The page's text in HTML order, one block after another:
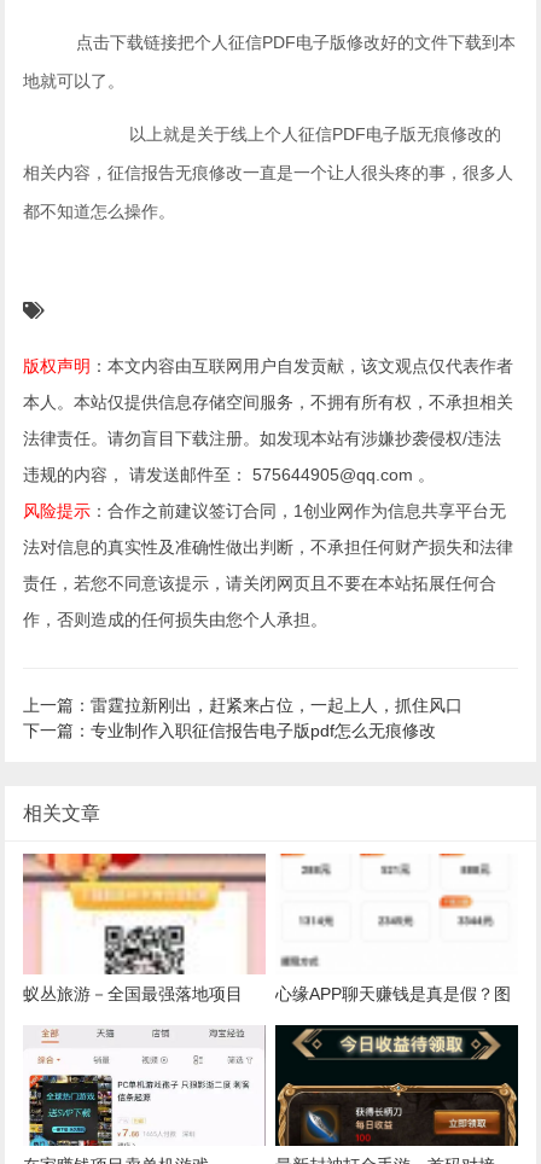
点击下载链接把个人征信PDF电子版修改好的文件下载到本
地就可以了。
以上就是关于线上个人征信PDF电子版无痕修改的
相关内容，征信报告无痕修改一直是一个让人很头疼的事，很多人
都不知道怎么操作。
版权声明 ：本文内容由互联网用户自发贡献，该文观点仅代表作者
本人。本站仅提供信息存储空间服务，不拥有所有权，不承担相关
法律责任。请勿盲目下载注册。如发现本站有涉嫌抄袭侵权/违法
违规的内容， 请发送邮件至： 575644905@qq.com 。
风险提示 ：合作之前建议签订合同，1创业网作为信息共享平台无
法对信息的真实性及准确性做出判断，不承担任何财产损失和法律
责任，若您不同意该提示，请关闭网页且不要在本站拓展任何合
作，否则造成的任何损失由您个人承担。
上一篇：雷霆拉新刚出，赶紧来占位，一起上人，抓住风口
下一篇：专业制作入职征信报告电子版pdf怎么无痕修改
相关文章
蚁丛旅游－全国最强落地项目
（免费兑换景点门票，酒店住
宿，火车机票，1券点17元可
卖）
心缘APP聊天赚钱是真是假？图
文攻略：交友软件日入500秒到